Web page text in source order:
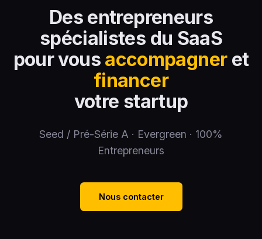
Des entrepreneurs
spécialistes du SaaS
pour vous accompagneret
financer
votre startup
Seed / Pré-Série A · Evergreen · 100%
Entrepreneurs
Nous contacter